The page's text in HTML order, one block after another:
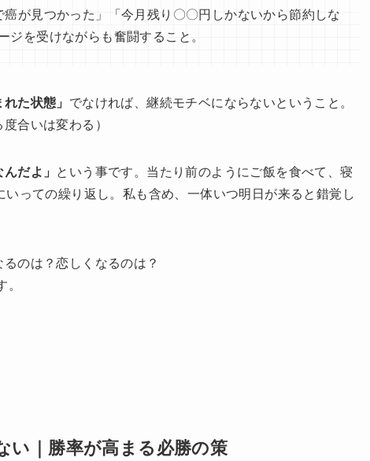
が見つかった」「今月残り〇〇円しかないから節約しな
を受けながらも奮闘すること。
れた状態」 でなければ、継続モチベにならないということ。
合いは変わる）
だよ」 という事です。当たり前のようにご飯を食べて、寝
っての繰り返し。私も含め、一体いつ明日が来ると錯覚し
のは？恋しくなるのは？
い｜勝率が高まる必勝の策